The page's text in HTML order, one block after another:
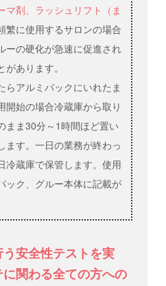
マ剤、ラッシュリフト（ま
繁に使用するサロンの場合
ーの硬化が急速に促進され
あります。
らアルミパックにいれたま
開始の場合冷蔵庫から取り
まま30分～1時間ほど置い
ます。一日の業務が終わっ
冷蔵庫で保管します。使用
ック、グルー本体に記載が
安全性テストを実
関わる全ての方への